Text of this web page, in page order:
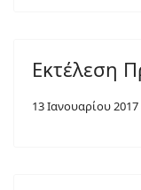
Εκτέλεση
13 Ιανουαρίου 2017